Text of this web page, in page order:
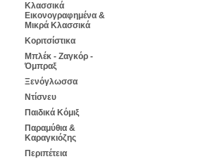
Κλασσικά
Εικονογραφημένα &
Μικρά Κλασσικά
Κοριτσίστικα
Μπλέκ - Ζαγκόρ -
Όμπραξ
Ξενόγλωσσα
Ντίσνευ
Παιδικά Κόμιξ
Παραμύθια &
Καραγκιόζης
Περιπέτεια